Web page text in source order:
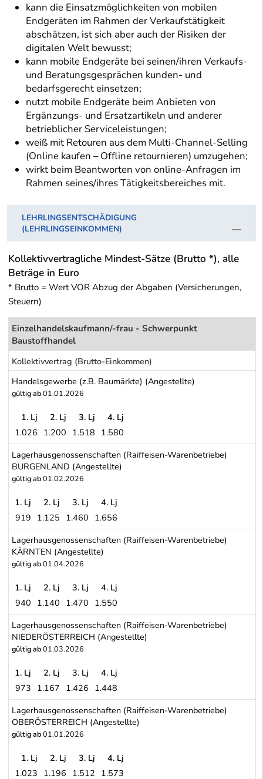
kann die Einsatzmöglichkeiten von mobilen
Endgeräten im Rahmen der Verkaufstätigkeit
abschätzen, ist sich aber auch der Risiken der
digitalen Welt bewusst;
kann mobile Endgeräte bei seinen/ihren Verkaufs-
und Beratungsgesprächen kunden- und
bedarfsgerecht einsetzen;
nutzt mobile Endgeräte beim Anbieten von
Ergänzungs- und Ersatzartikeln und anderer
betrieblicher Serviceleistungen;
weiß mit Retouren aus dem Multi-Channel-Selling
(Online kaufen – Offline retournieren) umzugehen;
wirkt beim Beantworten von online-Anfragen im
Rahmen seines/ihres Tätigkeitsbereiches mit.
LEHRLINGSENTSCHÄDIGUNG
(LEHRLINGSEINKOMMEN)
Kollektivvertragliche Mindest-Sätze (Brutto *), alle
Beträge in Euro
* Brutto = Wert VOR Abzug der Abgaben (Versicherungen,
Steuern)
Einzelhandelskaufmann/-frau - Schwerpunkt
Baustoffhandel
Kollektivvertrag (Brutto-Einkommen)
Handelsgewerbe (z.B. Baumärkte) (Angestellte)
gültig ab01.01.2026
Handelsgewerbe (z.B. Baumärkte) (Angestellte)
1. Lj 2. Lj 3. Lj
4. Lj
1.026 1.200 1.518 1.580
Lagerhausgenossenschaften (Raiffeisen-Warenbetriebe)
BURGENLAND (Angestellte)
gültig ab01.02.2026
Lagerhausgenossenschaften (Raiffeisen-Warenbetriebe)
1. Lj 2. Lj 3. Lj
4. Lj
919 1.125 1.460 1.656
Lagerhausgenossenschaften (Raiffeisen-Warenbetriebe)
KÄRNTEN (Angestellte)
gültig ab01.04.2026
Lagerhausgenossenschaften (Raiffeisen-Warenbetriebe)
1. Lj 2. Lj 3. Lj
4. Lj
940 1.140 1.470 1.550
Lagerhausgenossenschaften (Raiffeisen-Warenbetriebe)
NIEDERÖSTERREICH (Angestellte)
gültig ab01.03.2026
Lagerhausgenossenschaften (Raiffeisen-Warenbetriebe)
1. Lj 2. Lj 3. Lj
4. Lj
973 1.167 1.426 1.448
Lagerhausgenossenschaften (Raiffeisen-Warenbetriebe)
OBERÖSTERREICH (Angestellte)
gültig ab01.01.2026
1. Lj 2. Lj 3. Lj
4. Lj
1.023 1.196 1.512 1.573